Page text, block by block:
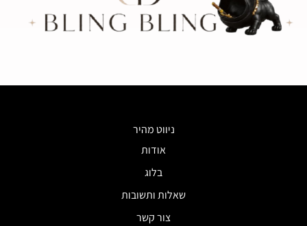
ניווט מהיר
אודות
בלוג
שאלות ותשובות
צור קשר